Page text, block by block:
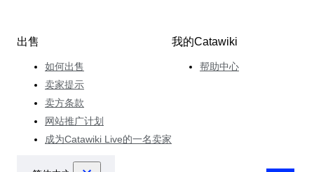
出售
如何出售
卖家提示
卖方条款
网站推广计划
成为Catawiki Live的一名卖家
我的Catawiki
帮助中心